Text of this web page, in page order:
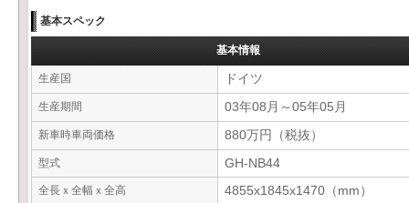
基本スペック
基本情報
生産国 ドイツ
生産期間 03年08月～05年05月
新車時車両価格 880万円（税抜）
型式 GH-NB44
全長ｘ全幅ｘ全高 4855x1845x1470（mm）